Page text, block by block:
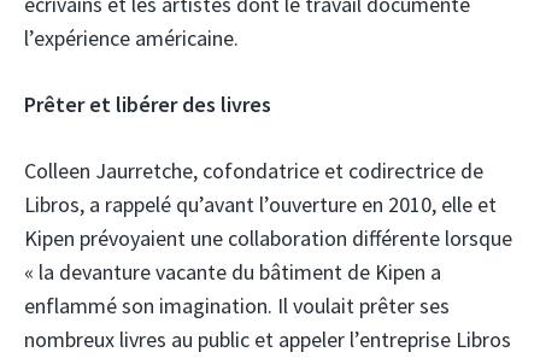
l’expérience américaine.
Prêter et libérer des livres
Colleen Jaurretche, cofondatrice et codirectrice de
Libros, a rappelé qu’avant l’ouverture en 2010, elle et
Kipen prévoyaient une collaboration différente lorsque
« la devanture vacante du bâtiment de Kipen a
enflammé son imagination. Il voulait prêter ses
nombreux livres au public et appeler l’entreprise Libros